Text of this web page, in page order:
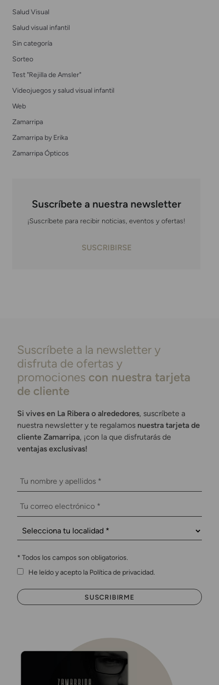
Salud Visual
Salud visual infantil
Sin categoría
Sorteo
Test "Rejilla de Amsler"
Videojuegos y salud visual infantil
Web
Zamarripa
Zamarripa by Erika
Zamarripa Ópticos
Suscríbete a nuestra newsletter
¡Suscríbete para recibir noticias, eventos y ofertas!
SUSCRIBIRSE
Suscríbete a la newsletter y
disfruta de ofertas y
promociones con nuestra tarjeta
de cliente
Si vives en La Ribera o alrededores, suscríbete a
nuestra newsletter y te regalamos nuestra tarjeta de
cliente Zamarripa, ¡con la que disfrutarás de
ventajas exclusivas!
* Todos los campos son obligatorios.
He leído y acepto la Política de privacidad.